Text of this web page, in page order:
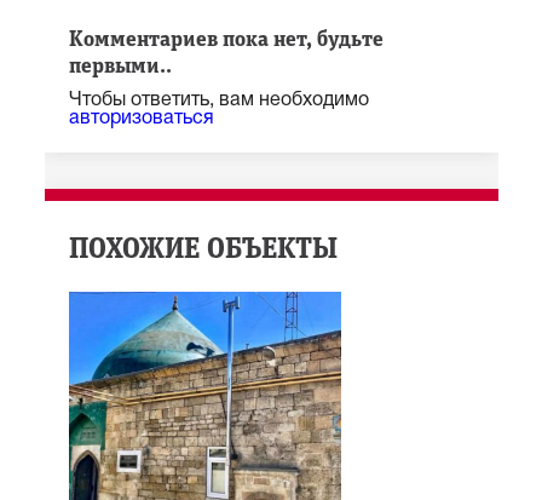
Комментариев пока нет, будьте
первыми..
Чтобы ответить, вам необходимо
авторизоваться
ПОХОЖИЕ ОБЪЕКТЫ